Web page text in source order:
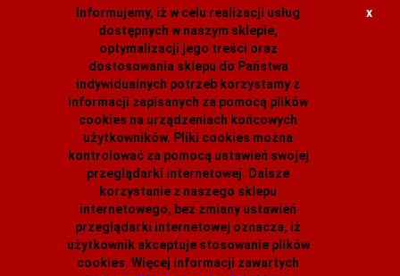
Informujemy, iż w celu realizacji usług
dostępnych w naszym sklepie,
optymalizacji jego treści oraz
dostosowania sklepu do Państwa
indywidualnych potrzeb korzystamy z
informacji zapisanych za pomocą plików
cookies na urządzeniach końcowych
użytkowników. Pliki cookies można
kontrolować za pomocą ustawień swojej
przeglądarki internetowej. Dalsze
korzystanie z naszego sklepu
internetowego, bez zmiany ustawień
przeglądarki internetowej oznacza, iż
użytkownik akceptuje stosowanie plików
cookies. Więcej informacji zawartych
x